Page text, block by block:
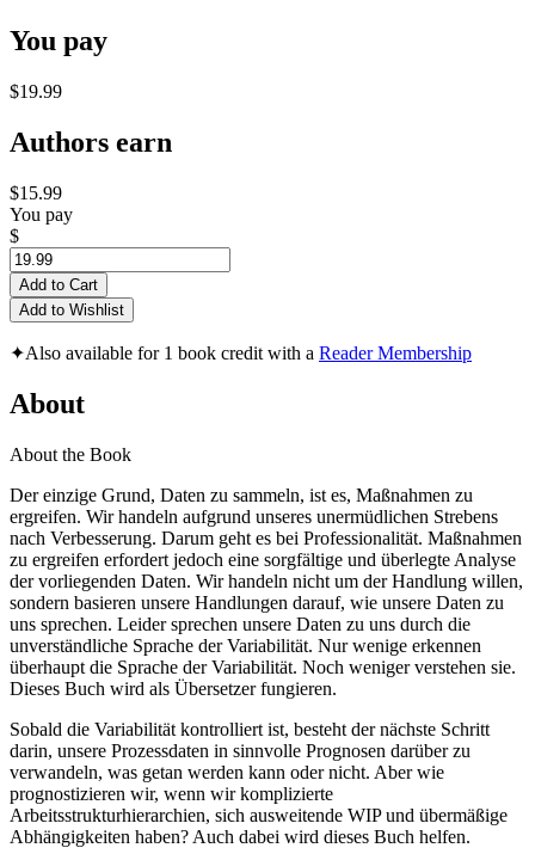
You pay
$19.99
Authors earn
$15.99
You pay
$
Add to Cart
Add to Wishlist
✦Also available for 1 book credit with a Reader Membership
About
About the Book
Der einzige Grund, Daten zu sammeln, ist es, Maßnahmen zu
ergreifen. Wir handeln aufgrund unseres unermüdlichen Strebens
nach Verbesserung. Darum geht es bei Professionalität. Maßnahmen
zu ergreifen erfordert jedoch eine sorgfältige und überlegte Analyse
der vorliegenden Daten. Wir handeln nicht um der Handlung willen,
sondern basieren unsere Handlungen darauf, wie unsere Daten zu
uns sprechen. Leider sprechen unsere Daten zu uns durch die
unverständliche Sprache der Variabilität. Nur wenige erkennen
überhaupt die Sprache der Variabilität. Noch weniger verstehen sie.
Dieses Buch wird als Übersetzer fungieren.
Sobald die Variabilität kontrolliert ist, besteht der nächste Schritt
darin, unsere Prozessdaten in sinnvolle Prognosen darüber zu
verwandeln, was getan werden kann oder nicht. Aber wie
prognostizieren wir, wenn wir komplizierte
Arbeitsstrukturhierarchien, sich ausweitende WIP und übermäßige
Abhängigkeiten haben? Auch dabei wird dieses Buch helfen.